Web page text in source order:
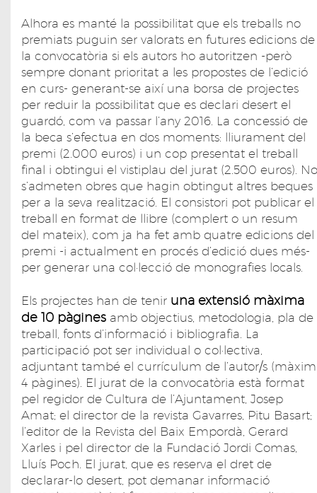
Alhora es manté la possibilitat que els treballs no
premiats puguin ser valorats en futures edicions de
la convocatòria si els autors ho autoritzen -però
sempre donant prioritat a les propostes de l’edició
en curs- generant-se així una borsa de projectes
per reduir la possibilitat que es declari desert el
guardó, com va passar l’any 2016. La concessió de
la beca s’efectua en dos moments: lliurament del
premi (2.000 euros) i un cop presentat el treball
final i obtingui el vistiplau del jurat (2.500 euros). No
s’admeten obres que hagin obtingut altres beques
per a la seva realització. El consistori pot publicar el
treball en format de llibre (complert o un resum
del mateix), com ja ha fet amb quatre edicions del
premi -i actualment en procés d’edició dues més-
per generar una col·lecció de monografies locals.
Els projectes han de tenir una extensió màxima
de 10 pàgines amb objectius, metodologia, pla de
treball, fonts d’informació i bibliografia. La
participació pot ser individual o col·lectiva,
adjuntant també el currículum de l’autor/s (màxim
4 pàgines). El jurat de la convocatòria està format
pel regidor de Cultura de l’Ajuntament, Josep
Amat; el director de la revista Gavarres, Pitu Basart;
l’editor de la Revista del Baix Empordà, Gerard
Xarles i pel director de la Fundació Jordi Comas,
Lluís Poch. El jurat, que es reserva el dret de
declarar-lo desert, pot demanar informació